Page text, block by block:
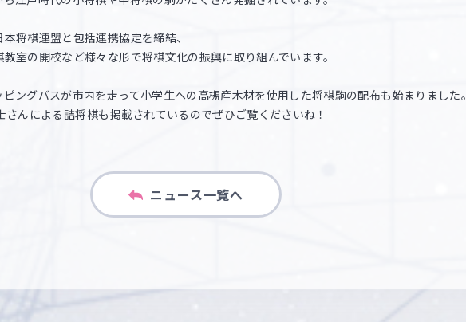
将棋連盟と包括連携協定を締結、
室の開校など様々な形で将棋文化の振興に取り組んでいます。
ングバスが市内を走って小学生への高槻産木材を使用した将棋駒の配布も始まりました。
んによる詰将棋も掲載されているのでぜひご覧くださいね！
ニュース一覧へ